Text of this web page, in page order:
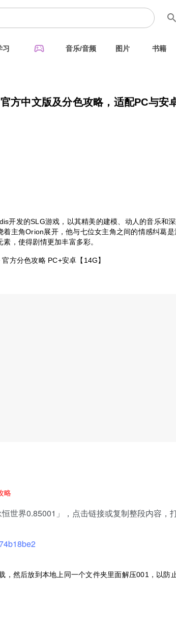
search
习 sports_esports 音乐/音频 图片 书籍
方中文版及分色攻略，适配PC与安
开发的SLG游戏，以其精美的建模、动人的音乐和深
主角Orion展开，他与七位女主角之间的情感纠葛是
，使得剧情更加丰富多彩。
略
世界0.85001」，点击链接或复制整段内容，
，然后放到本地上同一个文件夹里面解压001，以防